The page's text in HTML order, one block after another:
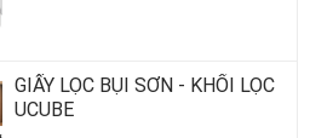
GIẤY LỌC BỤI SƠN - KHỐI LỌC
UCUBE